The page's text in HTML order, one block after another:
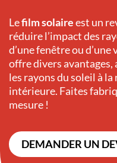
Lefilm solaireest un
réduire l’impact des
d’une fenêtre ou
offre divers
les rayons du soleil à
intérieure. Faites
mesure !
DEMANDER UN